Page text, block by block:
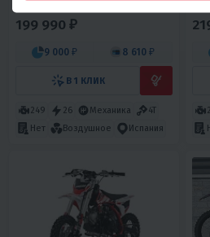
MAX 250 PRO SPORT
199 990 ₽
9 000 ₽ 8 610 ₽
В 1 КЛИК
249 26 Механика
4T
Нет
Воздушное Испания